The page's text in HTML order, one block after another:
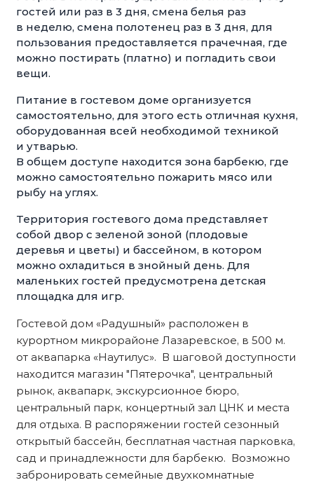
гостей или раз в 3 дня, смена белья раз
в неделю, смена полотенец раз в 3 дня, для
пользования предоставляется прачечная, где
можно постирать (платно) и погладить свои
вещи.
Питание в гостевом доме организуется
самостоятельно, для этого есть отличная кухня,
оборудованная всей необходимой техникой
и утварью.
В общем доступе находится зона барбекю, где
можно самостоятельно пожарить мясо или
рыбу на углях.
Территория гостевого дома представляет
собой двор с зеленой зоной (плодовые
деревья и цветы) и бассейном, в котором
можно охладиться в знойный день. Для
маленьких гостей предусмотрена детская
площадка для игр.
Гостевой дом «Радушный» расположен в
курортном микрорайоне Лазаревское, в 500 м.
от аквапарка «Наутилус». В шаговой доступности
находится магазин "Пятерочка", центральный
рынок, аквапарк, экскурсионное бюро,
центральный парк, концертный зал ЦНК и места
для отдыха. В распоряжении гостей сезонный
открытый бассейн, бесплатная частная парковка,
сад и принадлежности для барбекю. Возможно
забронировать семейные двухкомнатные